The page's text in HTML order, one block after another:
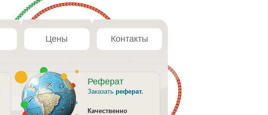
Цены Контакты
Реферат
Заказать реферат.
Качественно